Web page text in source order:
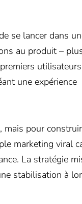
se lancer dans
au produit –
une expérience
pour
marketing viral
La stratégie
stabilisation à